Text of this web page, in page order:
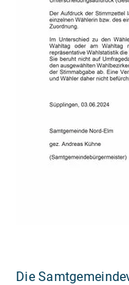
Die